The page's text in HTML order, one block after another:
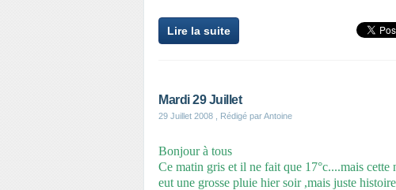
Lire la suite
Mardi 29 Juillet
29 Juillet 2008 , Rédigé par Antoine
Bonjour à tous
Ce matin gris et il ne fait que 17°c....mais
eut une grosse pluie hier soir ,mais juste